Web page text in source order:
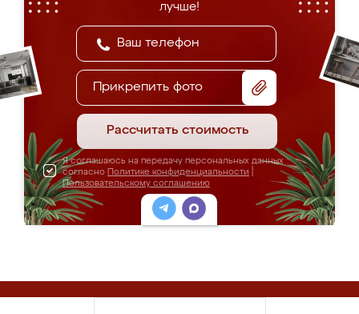
лучше!
Прикрепить фото
Рассчитать стоимость
Я соглашаюсь на передачу персональных данных
согласно Политике конфиденциальности
Пользовательскому соглашению